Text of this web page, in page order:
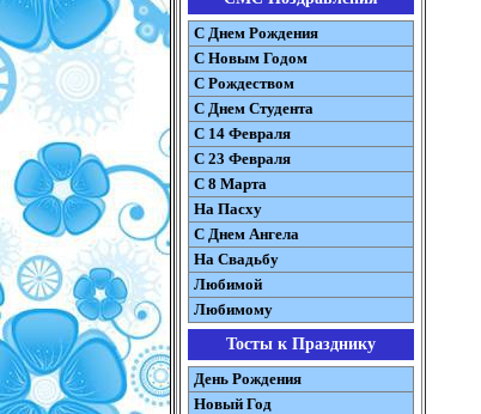
С Днем Рождения
С Новым Годом
С Рождеством
C Днем Студента
С 14 Февраля
С 23 Февраля
С 8 Марта
На Пасху
C Днем Ангела
На Свадьбу
Любимой
Любимому
Тосты к Празднику
День Рождения
Новый Год